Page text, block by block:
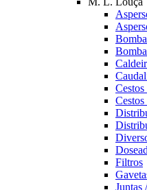
Filtros
Juntas